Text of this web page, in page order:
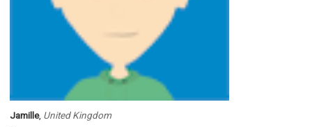
Jamille, United Kingdom